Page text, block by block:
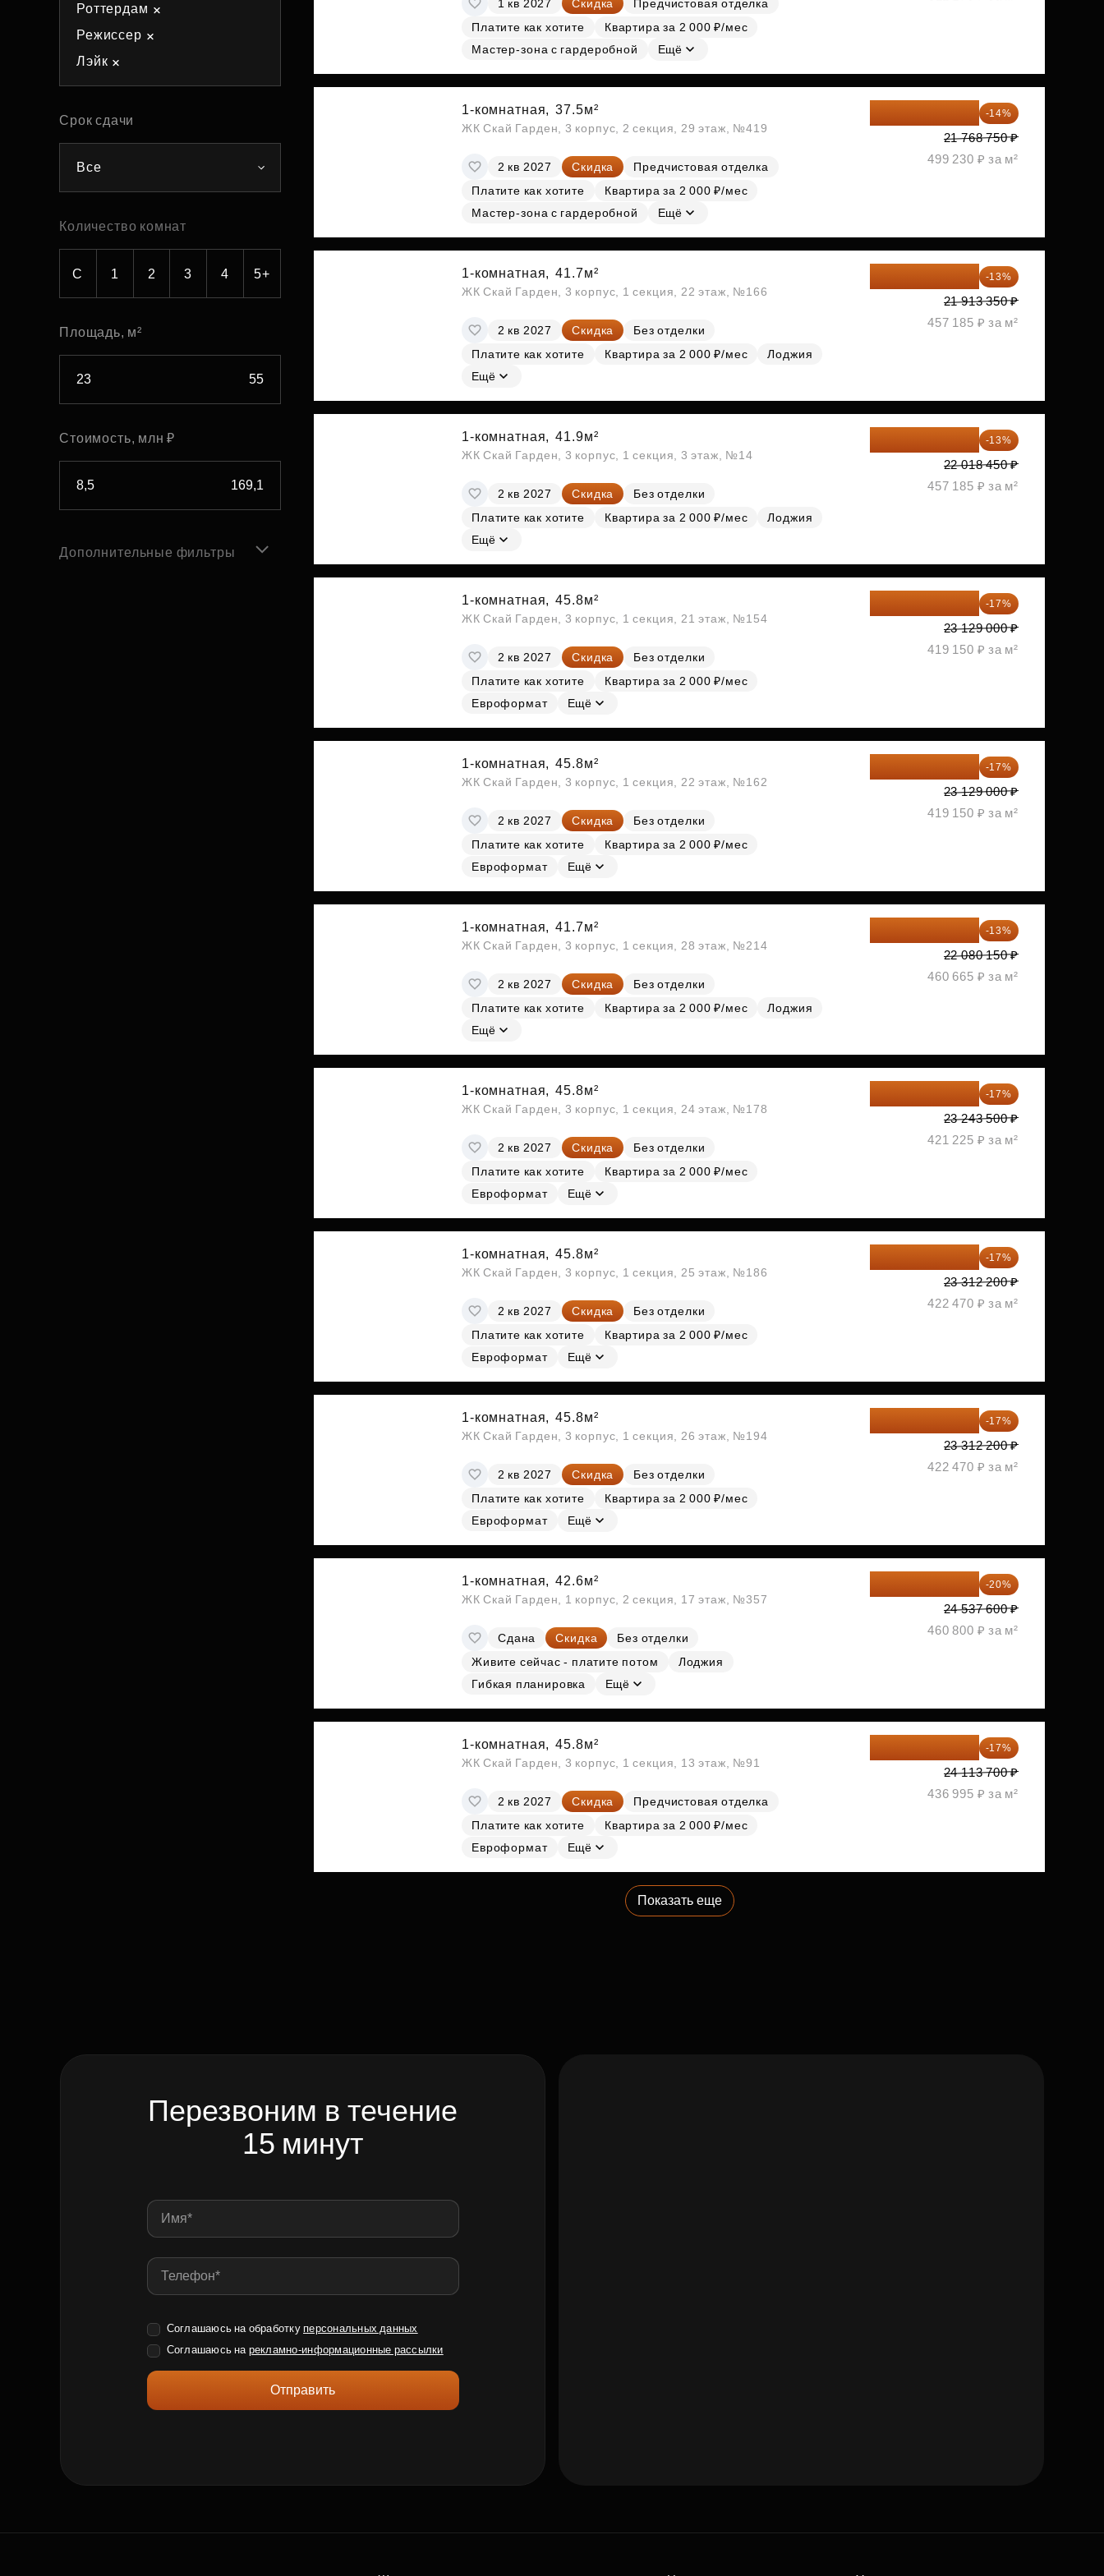
Субсидии
Роттердам
Режиссер
Лэйк
Срок сдачи
Все
Количество комнат
С 1 2 3 4 5+
Площадь, м²
Стоимость, млн ₽
Дополнительные фильтры
1 кв 2027 Скидка
Предчистовая отделка
Платите как хотите
Квартира за 2 000 ₽/мес
Мастер-зона с гардеробной
Ещё
1-комнатная, 37.5м²
ЖК Скай Гарден, 3 корпус, 2 секция, 29 этаж, №419
2 кв 2027 Скидка
Предчистовая отделка
Платите как хотите
Квартира за 2 000 ₽/мес
Мастер-зона с гардеробной
Ещё
-14%
21 768 750 ₽
499 230 ₽ за м²
1-комнатная, 41.7м²
ЖК Скай Гарден, 3 корпус, 1 секция, 22 этаж, №166
2 кв 2027 Скидка
Без отделки
Платите как хотите
Квартира за 2 000 ₽/мес
Лоджия
Ещё
-13%
21 913 350 ₽
457 185 ₽ за м²
1-комнатная, 41.9м²
ЖК Скай Гарден, 3 корпус, 1 секция, 3 этаж, №14
2 кв 2027 Скидка
Без отделки
Платите как хотите
Квартира за 2 000 ₽/мес
Лоджия
Ещё
-13%
22 018 450 ₽
457 185 ₽ за м²
1-комнатная, 45.8м²
ЖК Скай Гарден, 3 корпус, 1 секция, 21 этаж, №154
2 кв 2027 Скидка
Без отделки
Платите как хотите
Квартира за 2 000 ₽/мес
Евроформат
Ещё
-17%
23 129 000 ₽
419 150 ₽ за м²
1-комнатная, 45.8м²
ЖК Скай Гарден, 3 корпус, 1 секция, 22 этаж, №162
2 кв 2027 Скидка
Без отделки
Платите как хотите
Квартира за 2 000 ₽/мес
Евроформат
Ещё
-17%
23 129 000 ₽
419 150 ₽ за м²
1-комнатная, 41.7м²
ЖК Скай Гарден, 3 корпус, 1 секция, 28 этаж, №214
2 кв 2027 Скидка
Без отделки
Платите как хотите
Квартира за 2 000 ₽/мес
Лоджия
Ещё
-13%
22 080 150 ₽
460 665 ₽ за м²
1-комнатная, 45.8м²
ЖК Скай Гарден, 3 корпус, 1 секция, 24 этаж, №178
2 кв 2027 Скидка
Без отделки
Платите как хотите
Квартира за 2 000 ₽/мес
Евроформат
Ещё
-17%
23 243 500 ₽
421 225 ₽ за м²
1-комнатная, 45.8м²
ЖК Скай Гарден, 3 корпус, 1 секция, 25 этаж, №186
2 кв 2027 Скидка
Без отделки
Платите как хотите
Квартира за 2 000 ₽/мес
Евроформат
Ещё
-17%
23 312 200 ₽
422 470 ₽ за м²
1-комнатная, 45.8м²
ЖК Скай Гарден, 3 корпус, 1 секция, 26 этаж, №194
2 кв 2027 Скидка
Без отделки
Платите как хотите
Квартира за 2 000 ₽/мес
Евроформат
Ещё
-17%
23 312 200 ₽
422 470 ₽ за м²
1-комнатная, 42.6м²
ЖК Скай Гарден, 1 корпус, 2 секция, 17 этаж, №357
Сдана Скидка
Без отделки
Живите сейчас - платите потом
Лоджия
Гибкая планировка
Ещё
-20%
24 537 600 ₽
460 800 ₽ за м²
1-комнатная, 45.8м²
ЖК Скай Гарден, 3 корпус, 1 секция, 13 этаж, №91
2 кв 2027 Скидка
Предчистовая отделка
Платите как хотите
Квартира за 2 000 ₽/мес
Евроформат
Ещё
-17%
24 113 700 ₽
436 995 ₽ за м²
Показать еще
Перезвоним в течение
15 минут
Соглашаюсь на обработку персональных данных
Соглашаюсь на рекламно-информационные рассылки
Отправить